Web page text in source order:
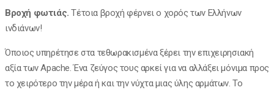
Βροχή φωτιάς. Τέτοια βροχή φέρνει ο χορός των Ελλήνων
ινδιάνων!
Όποιος υπηρέτησε στα τεθωρακισμένα ξέρει την επιχειρησιακή
αξία των Apache. Ένα ζεύγος τους αρκεί για να αλλάξει μόνιμα προς
το χειρότερο την μέρα ή και την νύχτα μιας ύλης αρμάτων. Το